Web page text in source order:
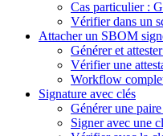
Cas particulier :
Vérifier dans un
Attacher un SBOM
Générer et
Vérifier une
Workflow
Signature avec clés
Générer une
Signer avec une